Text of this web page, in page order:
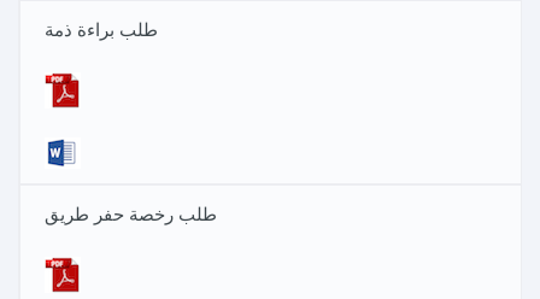
طلب براءة ذمة
طلب رخصة حفر طريق